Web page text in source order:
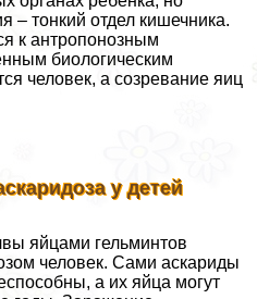
– тонкий отдел кишечника.
к антропонозным
биологическим
человек, а созревание яиц
у детей
яйцами гельминтов
человек. Сами аскариды
а их яйца могут